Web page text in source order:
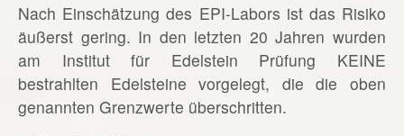
Nach Einschätzung des EPI-Labors ist das Risiko
äußerst gering. In den letzten 20 Jahren wurden
am Institut für Edelstein Prüfung KEINE
bestrahlten Edelsteine vorgelegt, die die oben
genannten Grenzwerte überschritten.